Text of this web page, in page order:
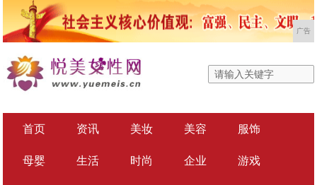
广告
首页 资讯 美妆 美容 服饰
母婴 生活 时尚 企业 游戏